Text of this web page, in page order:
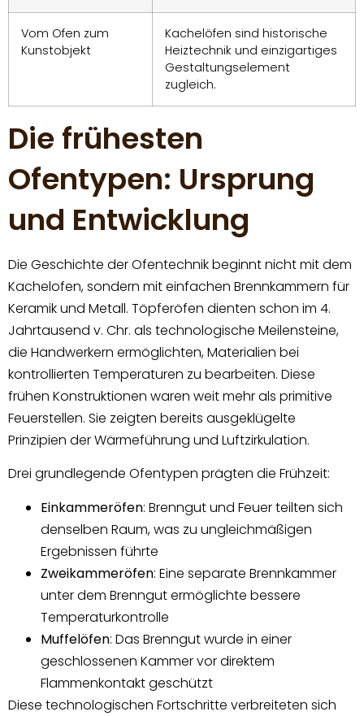
Vom Ofen zum
Kunstobjekt
Kachelöfen sind historische
Heiztechnik und einzigartiges
Gestaltungselement
zugleich.
Die frühesten
Ofentypen: Ursprung
und Entwicklung
Die Geschichte der Ofentechnik beginnt nicht mit dem
Kachelofen, sondern mit einfachen Brennkammern für
Keramik und Metall. Töpferöfen dienten schon im 4.
Jahrtausend v. Chr. als technologische Meilensteine,
die Handwerkern ermöglichten, Materialien bei
kontrollierten Temperaturen zu bearbeiten. Diese
frühen Konstruktionen waren weit mehr als primitive
Feuerstellen. Sie zeigten bereits ausgeklügelte
Prinzipien der Wärmeführung und Luftzirkulation.
Drei grundlegende Ofentypen prägten die Frühzeit:
Einkammeröfen: Brenngut und Feuer teilten sich
denselben Raum, was zu ungleichmäßigen
Ergebnissen führte
Zweikammeröfen: Eine separate Brennkammer
unter dem Brenngut ermöglichte bessere
Temperaturkontrolle
Muffelöfen: Das Brenngut wurde in einer
geschlossenen Kammer vor direktem
Flammenkontakt geschützt
Diese technologischen Fortschritte verbreiteten sich